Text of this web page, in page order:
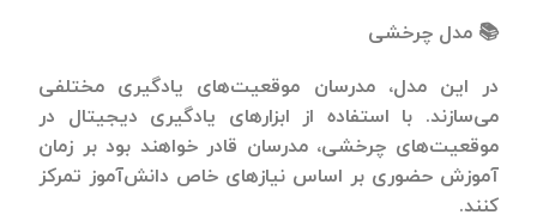
📚 مدل چرخشی
در این مدل، مدرسان موقعیت‌های یادگیری مختلفی
می‌سازند. با استفاده از ابزارهای یادگیری دیجیتال در
موقعیت‌های چرخشی، مدرسان قادر خواهند بود بر زمان
آموزش حضوری بر اساس نیازهای خاص دانش‌آموز تمرکز
کنند.